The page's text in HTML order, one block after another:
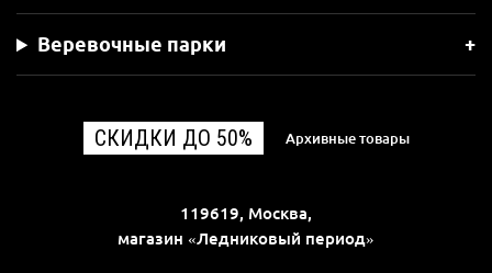
Веревочные парки
СКИДКИ ДО 50% Архивные товары
119619, Москва,
магазин «Ледниковый период»